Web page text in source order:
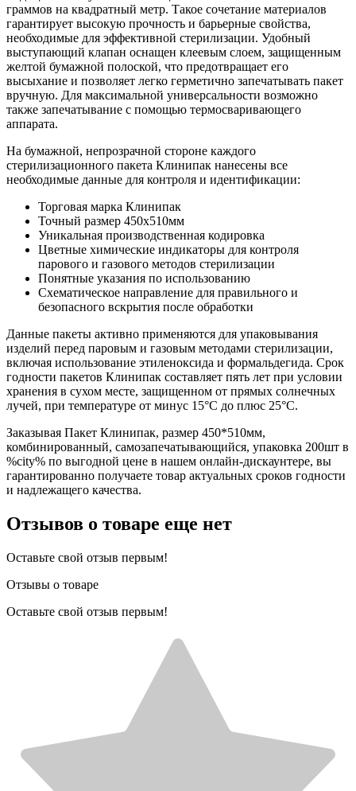
граммов на квадратный метр. Такое сочетание материалов
гарантирует высокую прочность и барьерные свойства,
необходимые для эффективной стерилизации. Удобный
выступающий клапан оснащен клеевым слоем, защищенным
желтой бумажной полоской, что предотвращает его
высыхание и позволяет легко герметично запечатывать пакет
вручную. Для максимальной универсальности возможно
также запечатывание с помощью термосваривающего
аппарата.
На бумажной, непрозрачной стороне каждого
стерилизационного пакета Клинипак нанесены все
необходимые данные для контроля и идентификации:
Торговая марка Клинипак
Точный размер 450x510мм
Уникальная производственная кодировка
Цветные химические индикаторы для контроля
парового и газового методов стерилизации
Понятные указания по использованию
Схематическое направление для правильного и
безопасного вскрытия после обработки
Данные пакеты активно применяются для упаковывания
изделий перед паровым и газовым методами стерилизации,
включая использование этиленоксида и формальдегида. Срок
годности пакетов Клинипак составляет пять лет при условии
хранения в сухом месте, защищенном от прямых солнечных
лучей, при температуре от минус 15°С до плюс 25°С.
Заказывая Пакет Клинипак, размер 450*510мм,
комбинированный, самозапечатывающийся, упаковка 200шт в
%city% по выгодной цене в нашем онлайн-дискаунтере, вы
гарантированно получаете товар актуальных сроков годности
и надлежащего качества.
Отзывов о товаре еще нет
Оставьте свой отзыв первым!
Отзывы о товаре
Оставьте свой отзыв первым!